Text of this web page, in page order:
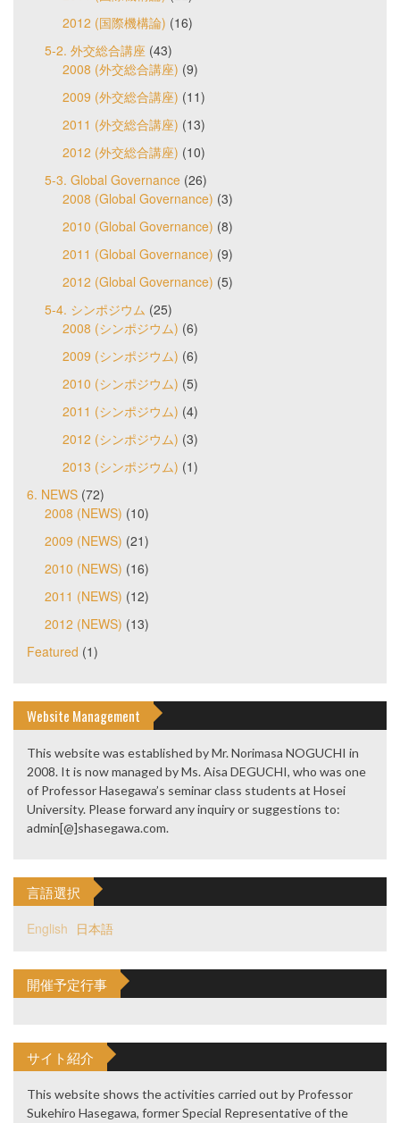
2012 (国際機構論) (16)
5-2. 外交総合講座 (43)
2008 (外交総合講座) (9)
2009 (外交総合講座) (11)
2011 (外交総合講座) (13)
2012 (外交総合講座) (10)
5-3. Global Governance (26)
2008 (Global Governance) (3)
2010 (Global Governance) (8)
2011 (Global Governance) (9)
2012 (Global Governance) (5)
5-4. シンポジウム (25)
2008 (シンポジウム) (6)
2009 (シンポジウム) (6)
2010 (シンポジウム) (5)
2011 (シンポジウム) (4)
2012 (シンポジウム) (3)
2013 (シンポジウム) (1)
6. NEWS (72)
2008 (NEWS) (10)
2009 (NEWS) (21)
2010 (NEWS) (16)
2011 (NEWS) (12)
2012 (NEWS) (13)
Featured (1)
Website Management
This website was established by Mr. Norimasa NOGUCHI in
2008. It is now managed by Ms. Aisa DEGUCHI, who was one
of Professor Hasegawa’s seminar class students at Hosei
University. Please forward any inquiry or suggestions to:
admin[@]shasegawa.com.
言語選択
English 日本語
開催予定行事
サイト紹介
This website shows the activities carried out by Professor
Sukehiro Hasegawa, former Special Representative of the